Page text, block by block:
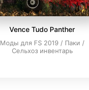
Vence Tudo Panther
Моды для FS 2019 / Паки /
Сельхоз инвентарь